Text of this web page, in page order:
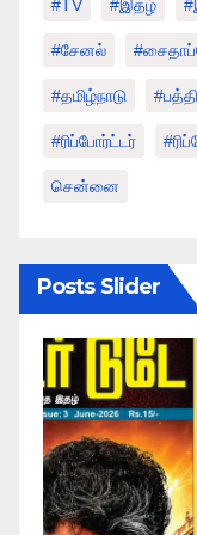
#TV #இதழ்
#சேனல்
#தமிழ்நாடு
#ரிப்போர்ட்டர்
சென்னை
Posts Slider